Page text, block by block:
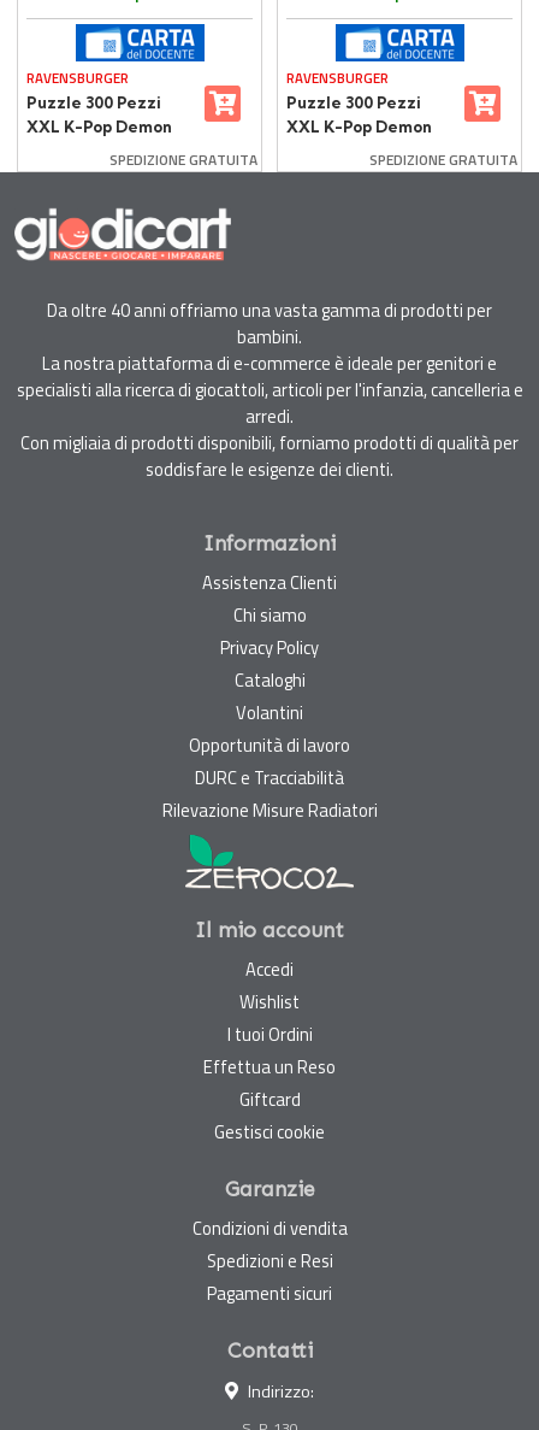
RAVENSBURGER
Puzzle 300 Pezzi
XXL K-Pop Demon
SPEDIZIONE GRATUITA
RAVENSBURGER
Puzzle 300 Pezzi
XXL K-Pop Demon
& Zoey
SPEDIZIONE GRATUITA
Da oltre 40 anni offriamo una vasta gamma di prodotti per
bambini.
La nostra piattaforma di e-commerce è ideale per genitori e
specialisti alla ricerca di giocattoli, articoli per l'infanzia, cancelleria e
arredi.
Con migliaia di prodotti disponibili, forniamo prodotti di qualità per
soddisfare le esigenze dei clienti.
Informazioni
Assistenza Clienti
Chi siamo
Privacy Policy
Cataloghi
Volantini
Opportunità di lavoro
DURC e Tracciabilità
Rilevazione Misure Radiatori
Il mio account
Accedi
Wishlist
I tuoi Ordini
Effettua un Reso
Giftcard
Gestisci cookie
Garanzie
Condizioni di vendita
Spedizioni e Resi
Pagamenti sicuri
Contatti
Indirizzo: